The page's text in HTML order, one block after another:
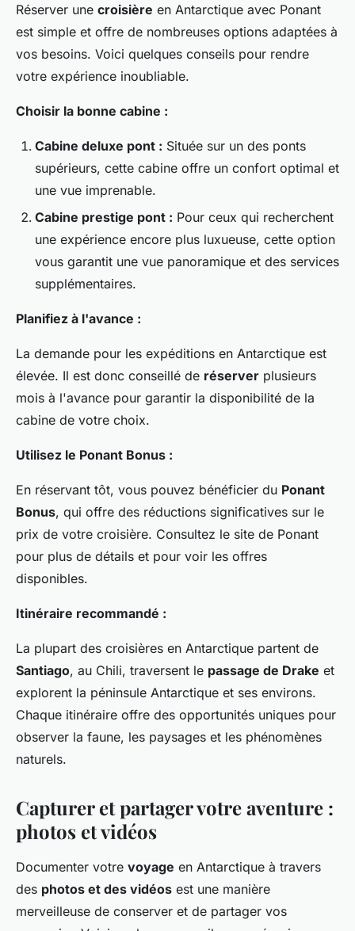
Réserver une croisière en Antarctique avec Ponant
est simple et offre de nombreuses options adaptées à
vos besoins. Voici quelques conseils pour rendre
votre expérience inoubliable.
Choisir la bonne cabine :
Cabine deluxe pont : Située sur un des ponts
supérieurs, cette cabine offre un confort optimal et
une vue imprenable.
Cabine prestige pont : Pour ceux qui recherchent
une expérience encore plus luxueuse, cette option
vous garantit une vue panoramique et des services
supplémentaires.
Planifiez à l'avance :
La demande pour les expéditions en Antarctique est
élevée. Il est donc conseillé de réserver plusieurs
mois à l'avance pour garantir la disponibilité de la
cabine de votre choix.
Utilisez le Ponant Bonus :
En réservant tôt, vous pouvez bénéficier du Ponant
Bonus, qui offre des réductions significatives sur le
prix de votre croisière. Consultez le site de Ponant
pour plus de détails et pour voir les offres
disponibles.
Itinéraire recommandé :
La plupart des croisières en Antarctique partent de
Santiago, au Chili, traversent le passage de Drake et
explorent la péninsule Antarctique et ses environs.
Chaque itinéraire offre des opportunités uniques pour
observer la faune, les paysages et les phénomènes
naturels.
Capturer et partager votre aventure :
photos et vidéos
Documenter votre voyage en Antarctique à travers
des photos et des vidéos est une manière
merveilleuse de conserver et de partager vos